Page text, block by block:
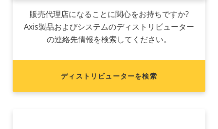
販売代理店になることに関心をお持ちですか?
Axis製品およびシステムのディストリビューター
の連絡先情報を検索してください。
ディストリビューターを検索